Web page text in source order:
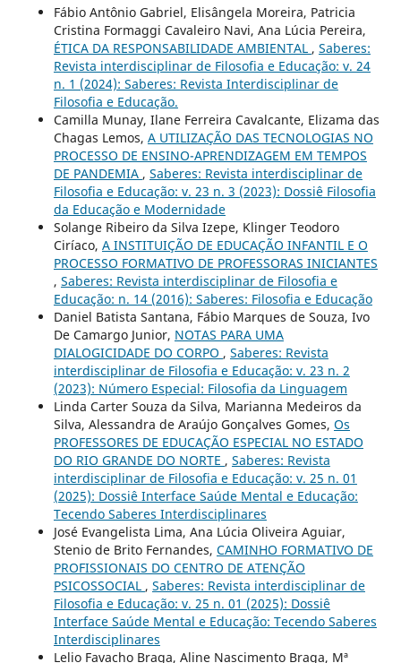
Fábio Antônio Gabriel, Elisângela Moreira, Patricia
Cristina Formaggi Cavaleiro Navi, Ana Lúcia Pereira,
ÉTICA DA RESPONSABILIDADE AMBIENTAL , Saberes:
Revista interdisciplinar de Filosofia e Educação: v. 24
n. 1 (2024): Saberes: Revista Interdisciplinar de
Filosofia e Educação.
Camilla Munay, Ilane Ferreira Cavalcante, Elizama das
Chagas Lemos, A UTILIZAÇÃO DAS TECNOLOGIAS NO
PROCESSO DE ENSINO-APRENDIZAGEM EM TEMPOS
DE PANDEMIA , Saberes: Revista interdisciplinar de
Filosofia e Educação: v. 23 n. 3 (2023): Dossiê Filosofia
da Educação e Modernidade
Solange Ribeiro da Silva Izepe, Klinger Teodoro
Ciríaco, A INSTITUIÇÃO DE EDUCAÇÃO INFANTIL E O
PROCESSO FORMATIVO DE PROFESSORAS INICIANTES
, Saberes: Revista interdisciplinar de Filosofia e
Educação: n. 14 (2016): Saberes: Filosofia e Educação
Daniel Batista Santana, Fábio Marques de Souza, Ivo
De Camargo Junior, NOTAS PARA UMA
DIALOGICIDADE DO CORPO , Saberes: Revista
interdisciplinar de Filosofia e Educação: v. 23 n. 2
(2023): Número Especial: Filosofia da Linguagem
Linda Carter Souza da Silva, Marianna Medeiros da
Silva, Alessandra de Araújo Gonçalves Gomes, Os
PROFESSORES DE EDUCAÇÃO ESPECIAL NO ESTADO
DO RIO GRANDE DO NORTE , Saberes: Revista
interdisciplinar de Filosofia e Educação: v. 25 n. 01
(2025): Dossiê Interface Saúde Mental e Educação:
Tecendo Saberes Interdisciplinares
José Evangelista Lima, Ana Lúcia Oliveira Aguiar,
Stenio de Brito Fernandes, CAMINHO FORMATIVO DE
PROFISSIONAIS DO CENTRO DE ATENÇÃO
PSICOSSOCIAL , Saberes: Revista interdisciplinar de
Filosofia e Educação: v. 25 n. 01 (2025): Dossiê
Interface Saúde Mental e Educação: Tecendo Saberes
Interdisciplinares
Lelio Favacho Braga, Aline Nascimento Braga, Mª